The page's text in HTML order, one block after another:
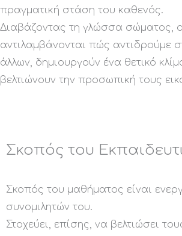
πραγματική στάση του καθενός.
Διαβάζοντας τη γλώσσα σώματος,
αντιλαμβάνονται πώς αντιδρούμε
άλλων, δημιουργούν ένα θετικό
βελτιώνουν την προσωπική τους
Σκοπός του
Σκοπός του μαθήματος είναι
συνομιλητών του.
Στοχεύει, επίσης, να βελτιώσει